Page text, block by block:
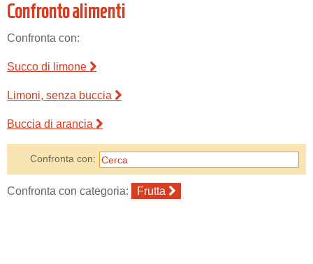
Confronto alimenti
Confronta con:
Succo di limone
Limoni, senza buccia
Buccia di arancia
Confronta con:
Confronta con categoria: Frutta